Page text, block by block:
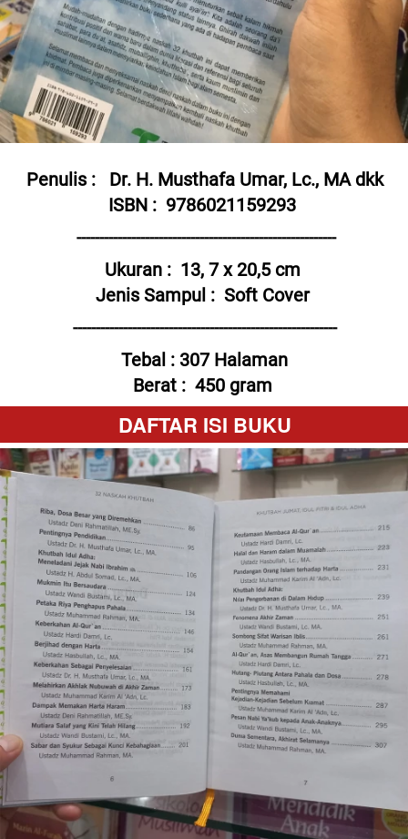
Penulis :
Dr. H. Musthafa Umar, Lc., MA dkk
ISBN : 9786021159293
---------------------------------------------------------
Ukuran : 13, 7 x 20,5 cm
Jenis Sampul : Soft Cover
----------------------------------------------------------
Tebal : 307 Halaman
Berat : 450 gram
DAFTAR ISI BUKU